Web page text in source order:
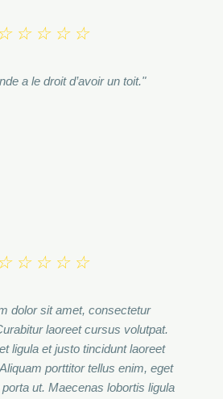
☆ ☆ ☆ ☆ ☆
a le droit d’avoir un toit."
☆ ☆ ☆ ☆ ☆
dolor sit amet, consectetur
laoreet cursus volutpat.
ligula et justo tincidunt laoreet
porttitor tellus enim, eget
ut. Maecenas lobortis ligula